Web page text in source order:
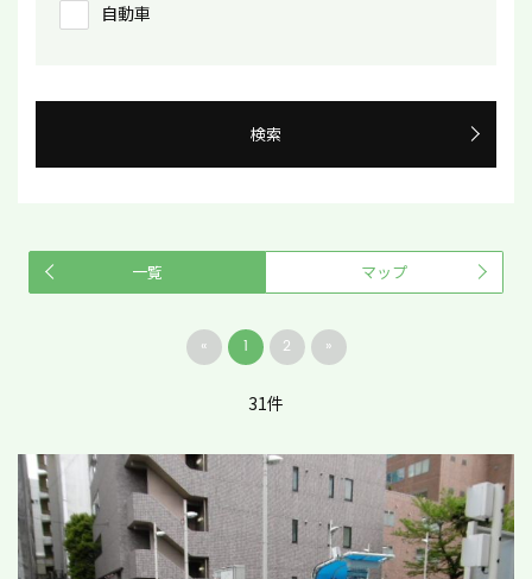
自動車
検索
一覧 マップ
« 1 2 »
31件